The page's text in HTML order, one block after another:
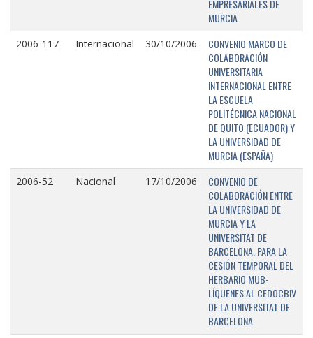
EMPRESARIALES DE
MURCIA
2006-117 Internacional 30/10/2006
CONVENIO MARCO DE
COLABORACIÓN
UNIVERSITARIA
INTERNACIONAL ENTRE
LA ESCUELA
POLITÉCNICA NACIONAL
DE QUITO (ECUADOR) Y
LA UNIVERSIDAD DE
MURCIA (ESPAÑA)
2006-52 Nacional 17/10/2006
CONVENIO DE
COLABORACIÓN ENTRE
LA UNIVERSIDAD DE
MURCIA Y LA
UNIVERSITAT DE
BARCELONA, PARA LA
CESIÓN TEMPORAL DEL
HERBARIO MUB-
LÍQUENES AL CEDOCBIV
DE LA UNIVERSITAT DE
BARCELONA